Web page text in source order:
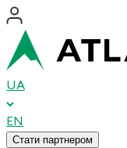
UA
EN
Стати партнером